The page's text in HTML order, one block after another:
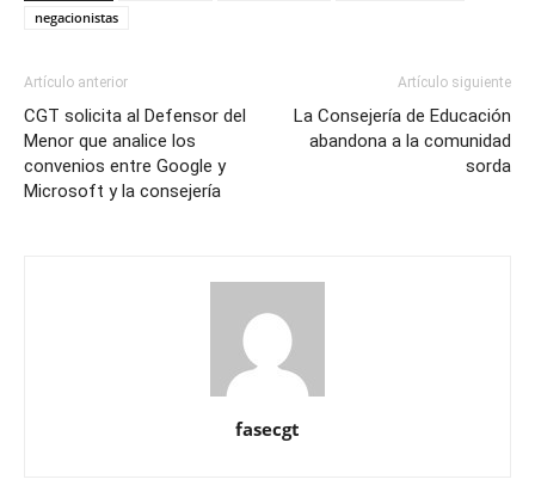
negacionistas
Artículo anterior
CGT solicita al Defensor del
Menor que analice los
convenios entre Google y
Microsoft y la consejería
Artículo siguiente
La Consejería de Educación
abandona a la comunidad
sorda
fasecgt